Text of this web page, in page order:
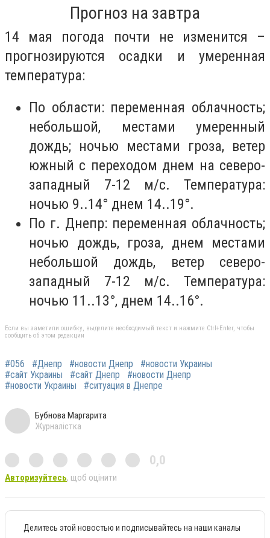
Прогноз на завтра
14 мая погода почти не изменится –
прогнозируются осадки и умеренная
температура:
️По области: переменная облачность;
небольшой, местами умеренный
дождь; ночью местами гроза, ветер
южный с переходом днем на северо-
западный 7-12 м/с. Температура:
ночью 9..14° днем 14..19°.
️По г. Днепр: переменная облачность;
ночью дождь, гроза, днем местами
небольшой дождь, ветер северо-
западный 7-12 м/с. Температура:
ночью 11..13°, днем 14..16°.
Если вы заметили ошибку, выделите необходимый текст и нажмите Ctrl+Enter, чтобы
сообщить об этом редакции
#056 #Днепр #новости Днепр
#новости Украины
#сайт Украины
#сайт Днепр
#новости Днепр
#новости Украины
#ситуация в Днепре
Бубнова Маргарита
Журналістка
0,0
Авторизуйтесь, щоб оцінити
Делитесь этой новостью и подписывайтесь на наши каналы